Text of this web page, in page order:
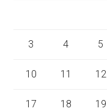
3 4 5
10 11 12
17 18 19